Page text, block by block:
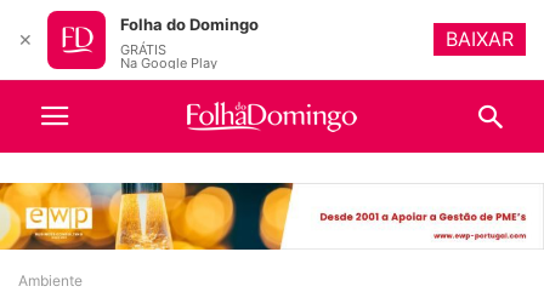
Ambiente
✕
Folha do Domingo
GRÁTIS
Na Google Play
BAIXAR